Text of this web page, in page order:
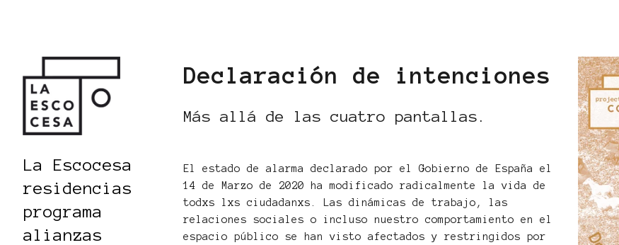
La Escocesa
residencias
programa
alianzas
Declaración de intenciones
Más allá de las cuatro pantallas.
El estado de alarma declarado por el Gobierno de España el
14 de Marzo de 2020 ha modificado radicalmente la vida de
todxs lxs ciudadanxs. Las dinámicas de trabajo, las
relaciones sociales o incluso nuestro comportamiento en el
espacio público se han visto afectados y restringidos por